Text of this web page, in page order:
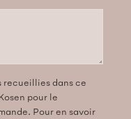
dans ce
pour le
Pour en savoir